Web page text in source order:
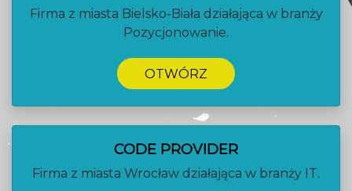
Firma z miasta Bielsko-Biała działająca w branży
Pozycjonowanie.
OTWÓRZ
CODE PROVIDER
Firma z miasta Wrocław działająca w branży IT.